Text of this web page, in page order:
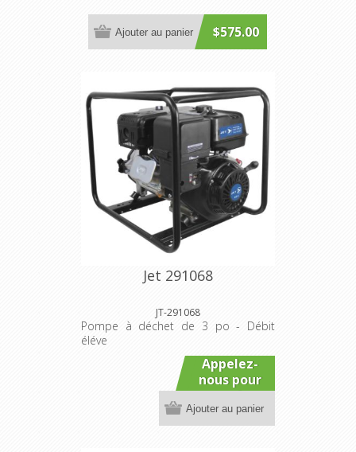
$575.00
Ajouter au panier
Jet 291068
JT-291068
Pompe à déchet de 3 po - Débit
éléve
Appelez-
nous pour
connaître
le prix
Ajouter au panier